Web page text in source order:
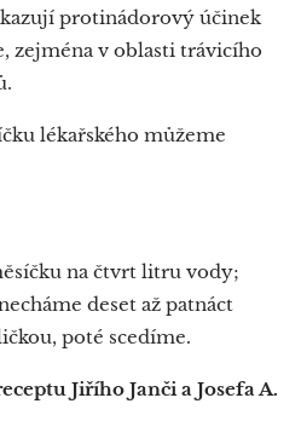
protinádorový účinek
zejména v oblasti trávicího
lékařského můžeme
na čtvrt litru vody;
deset až patnáct
poté scedíme.
Jiřího Janči a Josefa A.